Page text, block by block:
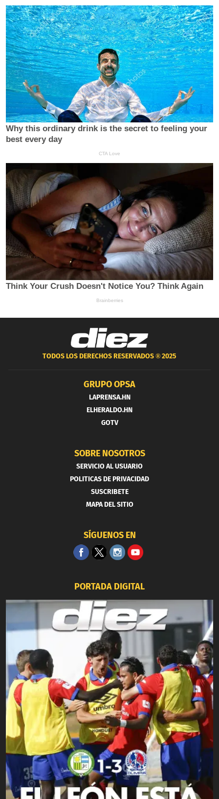
TODOS LOS DERECHOS RESERVADOS ®2025
GRUPO OPSA
LAPRENSA.HN
ELHERALDO.HN
GOTV
SOBRE NOSOTROS
SERVICIO AL USUARIO
POLITICAS DE PRIVACIDAD
SUSCRIBETE
MAPA DEL SITIO
SÍGUENOS EN
PORTADA DIGITAL